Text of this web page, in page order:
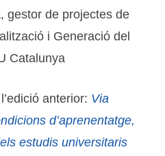
gestor de projectes de
i Generació del
Catalunya
anterior: Via
d’aprenentatge,
estudis universitaris